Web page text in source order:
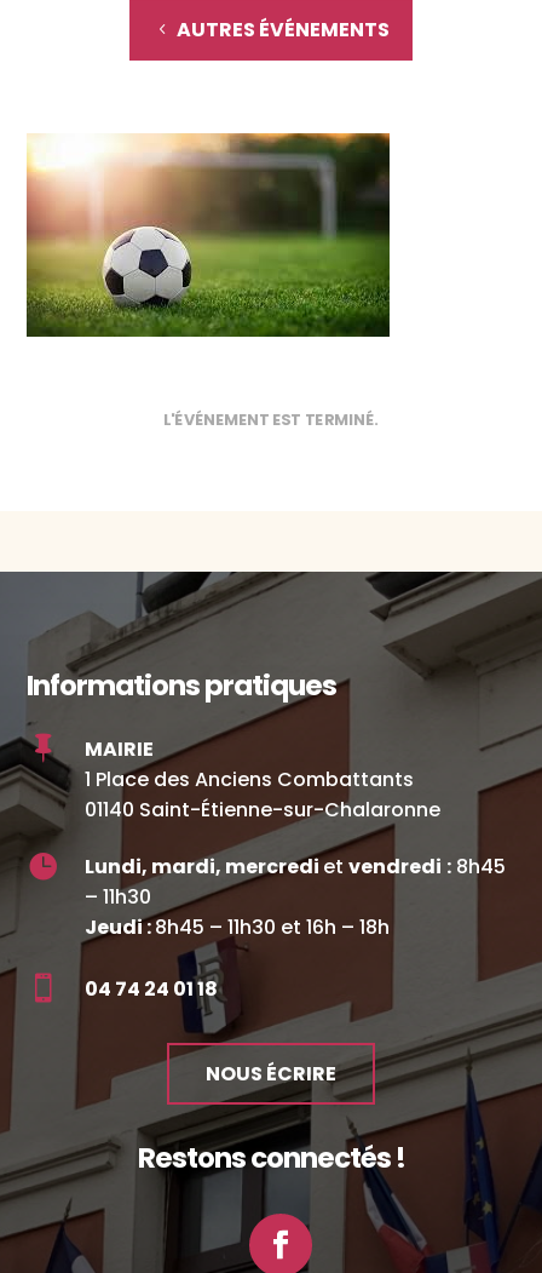
AUTRES ÉVÉNEMENTS
L'ÉVÉNEMENT EST TERMINÉ.
Informations pratiques

MAIRIE
1 Place des Anciens Combattants
01140 Saint-Étienne-sur-Chalaronne
 Lundi, mardi, mercrediet vendredi :8h45
– 11h30
Jeudi :8h45 – 11h30 et 16h – 18h
 04 74 24 01 18
NOUS ÉCRIRE
Restons connectés !